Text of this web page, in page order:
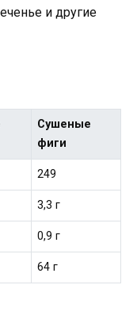
и другие
Сушеные
фиги
249
3,3 г
0,9 г
64 г